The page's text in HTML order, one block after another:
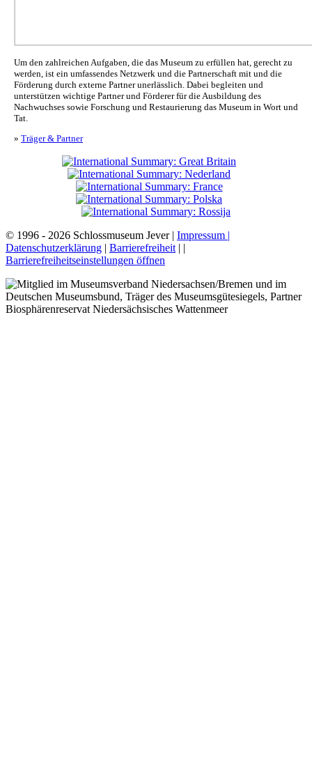
Um den zahlreichen Aufgaben, die das Museum zu erfüllen hat, gerecht zu
werden, ist ein umfassendes Netzwerk und die Partnerschaft mit und die
Förderung durch externe Partner unerlässlich. Dabei begleiten und
unterstützen wichtige Partner und Förderer für die Ausbildung des
Nachwuchses sowie Forschung und Restaurierung das Museum in Wort und
Tat.
» Träger & Partner
© 1996 - 2026 Schlossmuseum Jever | Impressum |
Datenschutzerklärung | Barrierefreiheit | |
Barrierefreiheitseinstellungen öffnen